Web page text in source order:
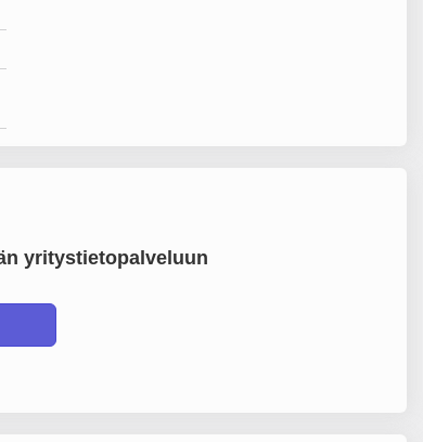
yritystietopalveluun